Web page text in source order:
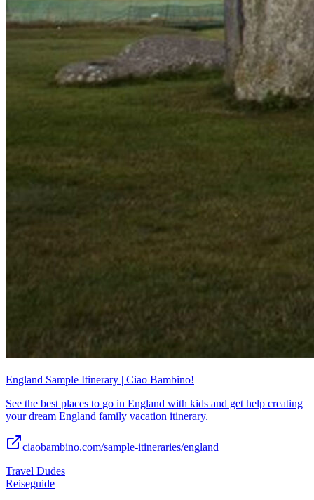
England Sample Itinerary | Ciao Bambino!
See the best places to go in England with kids and get help creating
your dream England family vacation itinerary.
ciaobambino.com/sample-itineraries/england
Travel Dudes
Reiseguide